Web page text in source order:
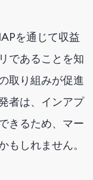
を通じて収益
であることを知
取り組みが促進
者は、インアプ
きるため、マー
もしれません。